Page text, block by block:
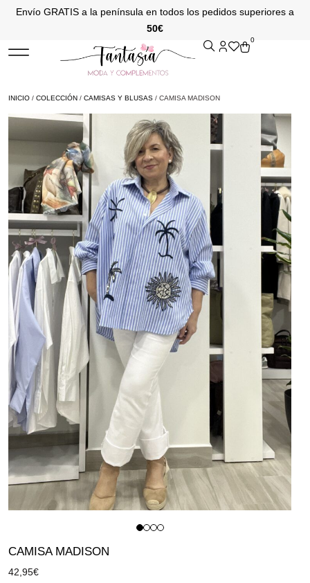
Envío GRATIS a la península en todos los pedidos superiores a
50€
0
INICIO / COLECCIÓN / CAMISAS Y BLUSAS / CAMISA MADISON
CAMISA MADISON
42,95€